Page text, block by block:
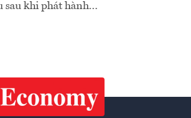
sau khi phát hành...